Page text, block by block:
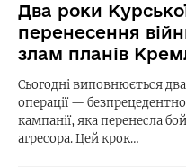
Два роки
перенесення
злам планів
Сьогодні виповнюється
операції —
кампанії, яка перенесла
агресора. Цей крок…